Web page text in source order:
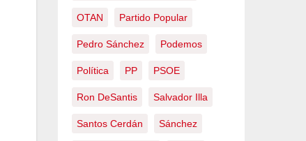
OTAN Partido Popular
Pedro Sánchez Podemos
Política PP PSOE
Ron DeSantis Salvador Illa
Santos Cerdán Sánchez